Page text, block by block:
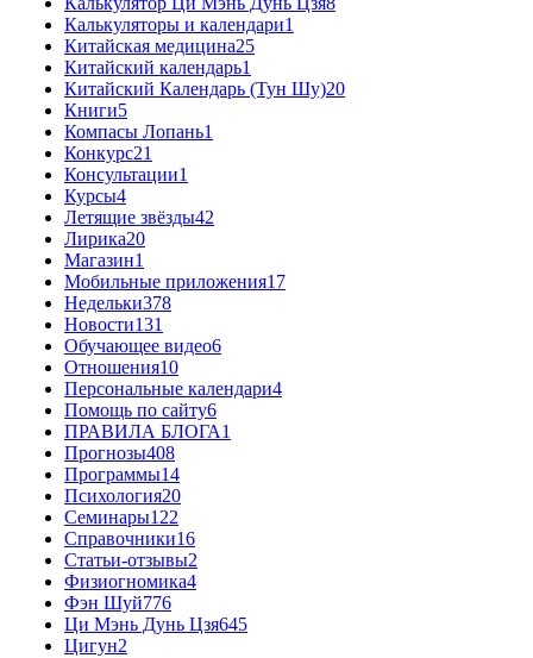
Калькуляторы и календари1
Китайская медицина25
Китайский календарь1
Китайский Календарь (Тун Шу)20
Книги5
Компасы Лопань1
Конкурс21
Консультации1
Курсы4
Летящие звёзды42
Лирика20
Магазин1
Мобильные приложения17
Недельки378
Новости131
Обучающее видео6
Отношения10
Персональные календари4
Помощь по сайту6
ПРАВИЛА БЛОГА1
Прогнозы408
Программы14
Психология20
Семинары122
Справочники16
Статьи-отзывы2
Физиогномика4
Фэн Шуй776
Ци Мэнь Дунь Цзя645
Цигун2